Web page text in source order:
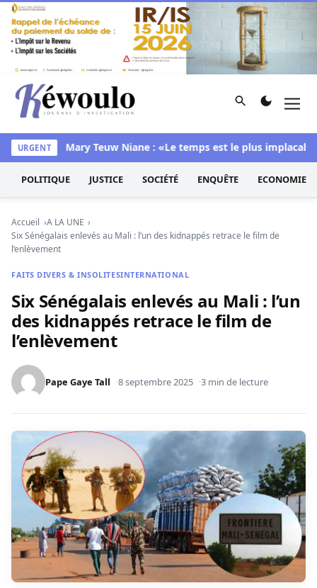
Aller au contenu
Kéwoulo, le premier site d'information et d'investigation
Rechercher
URGENTMary Teuw Niane : «Le temps est le plus implacable
POLITIQUE JUSTICE SOCIÉTÉ ENQUÊTE ECONOMIE
Accueil
A LA UNE
Six Sénégalais enlevés au Mali : l’un des kidnappés retrace le film de
l’enlèvement
FAITS DIVERS & INSOLITESINTERNATIONAL
Six Sénégalais enlevés au Mali : l’un
des kidnappés retrace le film de
l’enlèvement
Pape Gaye Tall 8 septembre 2025 3 min de lecture